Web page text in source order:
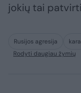
jokių tai
Rusijos agresija
Rodyti daugiau žymių